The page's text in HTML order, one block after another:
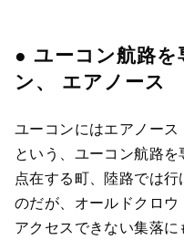
● ユーコン航路
ン、 エアノース
ユーコンにはエアノース
という、ユーコン航路を
点在する町、陸路では
のだが、オールドクロ
アクセスできない集落